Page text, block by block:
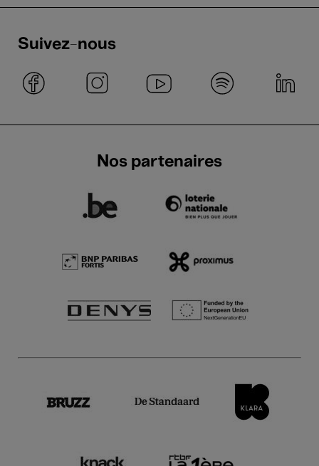
Suivez-nous
Nos partenaires